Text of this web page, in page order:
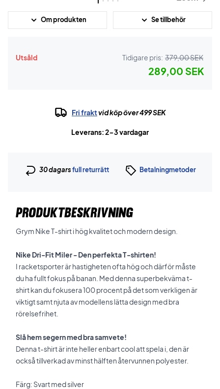
Om produkten Se tillbehör
Utsåld Tidigare pris: 379,00 SEK
289,00 SEK
Fri fraktvid köp över 499 SEK
Leverans: 2-3 vardagar
30 dagarsfull returrätt Betalningmetoder
PRODUKTBESKRIVNING
Grym Nike T-shirt i hög kvalitet och modern design.
Nike Dri-Fit Miler - Den perfekta T-shirten!
I racketsporter är hastigheten ofta hög och därför måste
du ha fullt fokus på banan. Med denna superbekväma t-
shirt kan du fokusera 100 procent på det som verkligen är
viktigt samt njuta av modellens lätta design med bra
rörelsefrihet.
Slå hem segern med bra samvete!
Denna t-shirt är inte heller enbart cool att spela i, den är
också tillverkad av minst hälften återvunnen polyester.
Färg: Svart med silver